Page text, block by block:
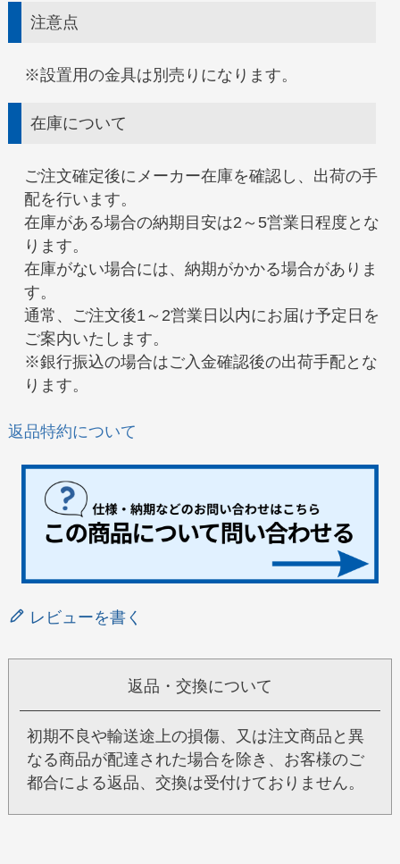
注意点
※設置用の金具は別売りになります。
在庫について
ご注文確定後にメーカー在庫を確認し、出荷の手
配を行います。
在庫がある場合の納期目安は2～5営業日程度とな
ります。
在庫がない場合には、納期がかかる場合がありま
す。
通常、ご注文後1～2営業日以内にお届け予定日を
ご案内いたします。
※銀行振込の場合はご入金確認後の出荷手配とな
ります。
返品特約について
レビューを書く
返品・交換について
初期不良や輸送途上の損傷、又は注文商品と異
なる商品が配達された場合を除き、お客様のご
都合による返品、交換は受付けておりません。